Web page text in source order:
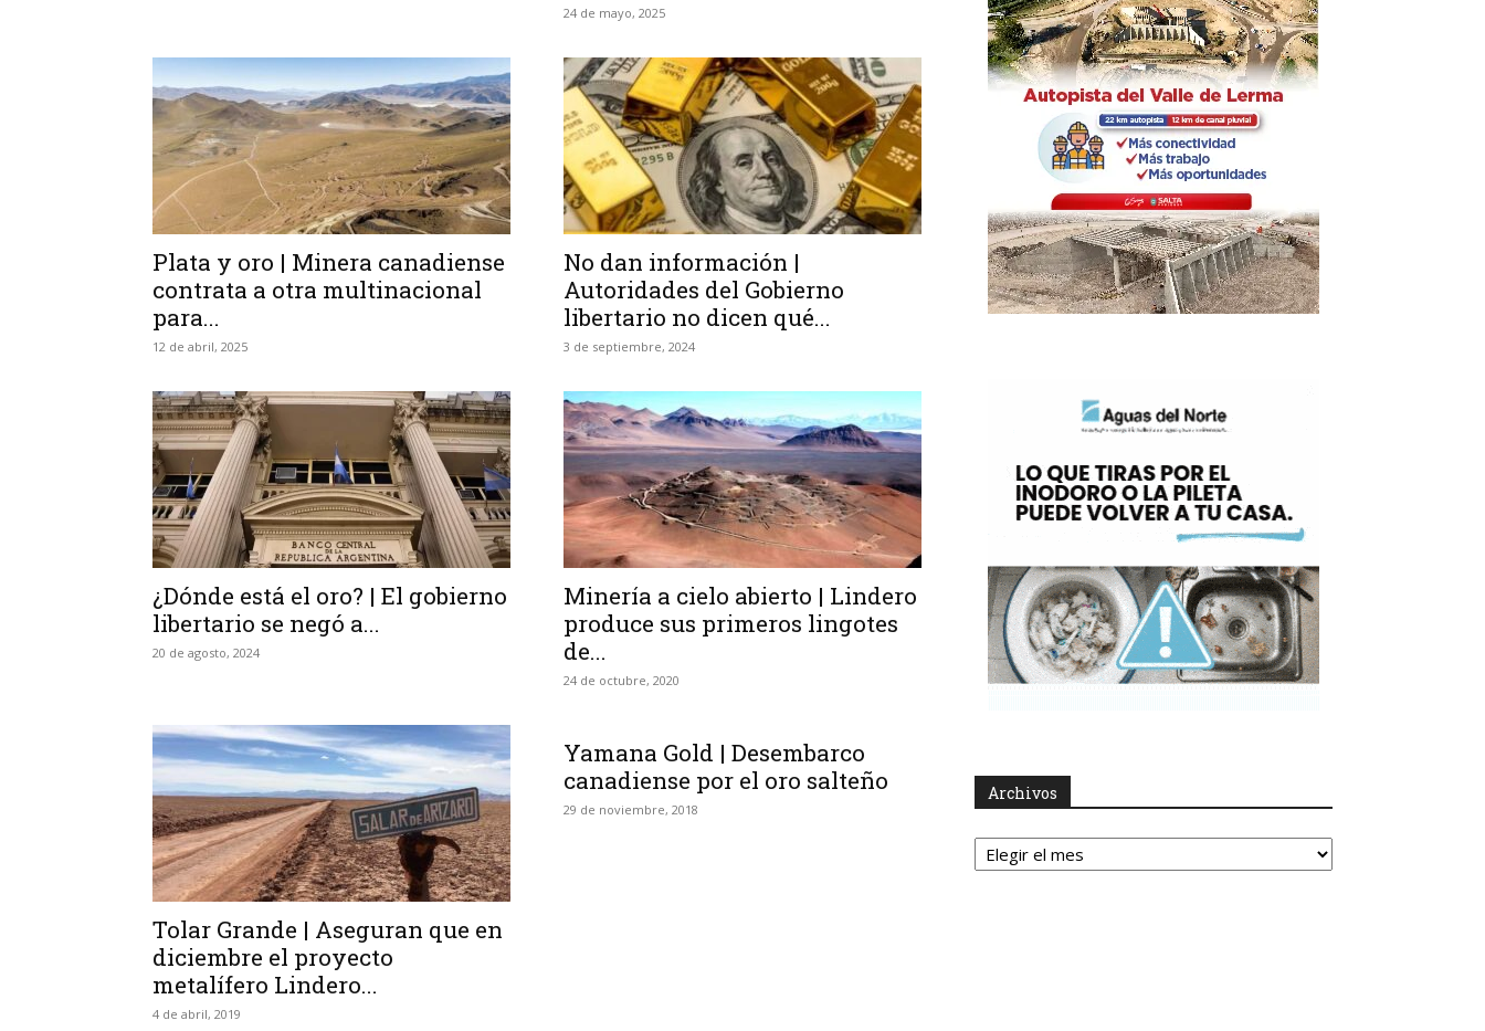
24 de mayo, 2025
Plata y oro | Minera canadiense
contrata a otra multinacional
para...
12 de abril, 2025
No dan información |
Autoridades del Gobierno
libertario no dicen qué...
3 de septiembre, 2024
¿Dónde está el oro? | El gobierno
libertario se negó a...
20 de agosto, 2024
Minería a cielo abierto | Lindero
produce sus primeros lingotes
de...
24 de octubre, 2020
Tolar Grande | Aseguran que en
diciembre el proyecto
metalífero Lindero...
4 de abril, 2019
Yamana Gold | Desembarco
canadiense por el oro salteño
29 de noviembre, 2018
Archivos
Archivos